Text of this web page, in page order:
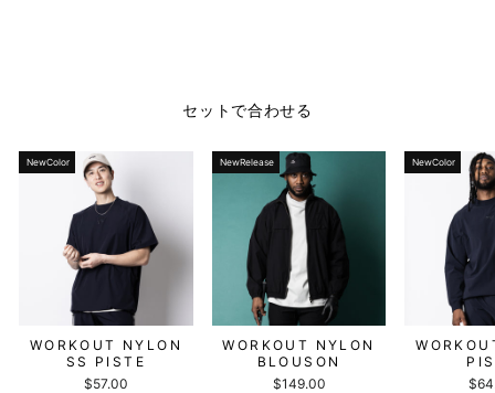
セットで合わせる
NewColor
WORKOUT NYLON
SS PISTE
$57.00
NewRelease
WORKOUT NYLON
BLOUSON
$149.00
NewColor